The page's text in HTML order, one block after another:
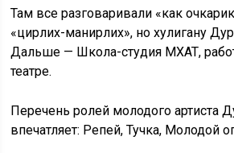
Там все разговаривали «как
«цирлих-манирлих», но хулигану
Дальше — Школа-студия МХАТ,
театре.
Перечень ролей молодого артиста
впечатляет: Репей, Тучка, Молодой